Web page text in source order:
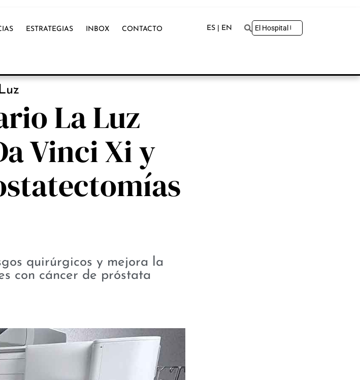
ESTRATEGIAS INBOX CONTACTO ES | EN
La Luz
Vinci Xi y
quirúrgicos y mejora la
con cáncer de próstata